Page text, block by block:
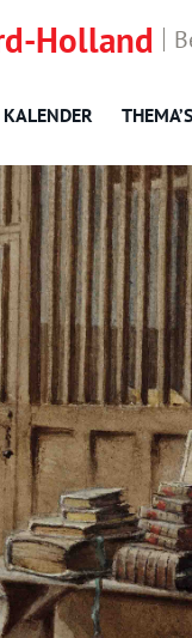
Holland
KALENDER THEMA’S